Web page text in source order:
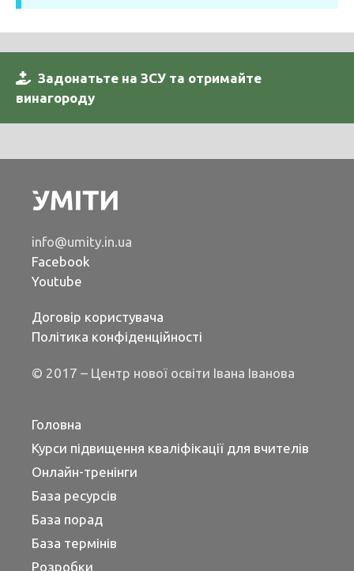
Задонатьте на ЗСУ та отримайте
винагороду
info@umity.in.ua
Facebook
Youtube
Договір користувача
Політика конфіденційності
© 2017 – Центр нової освіти Івана Іванова
Головна
Курси підвищення кваліфікації для вчителів
Онлайн-тренінги
База ресурсів
База порад
База термінів
Розробки